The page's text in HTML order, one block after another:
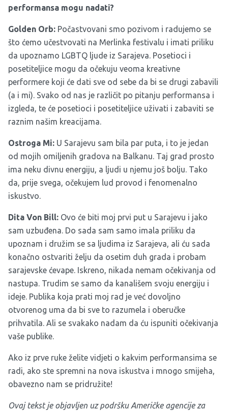
performansa mogu nadati?
Golden Orb: Počastvovani smo pozivom i radujemo se
što ćemo učestvovati na Merlinka festivalu i imati priliku
da upoznamo LGBTQ ljude iz Sarajeva. Posetioci i
posetiteljice mogu da očekuju veoma kreativne
performere koji će dati sve od sebe da bi se drugi zabavili
(a i mi). Svako od nas je različit po pitanju performansa i
izgleda, te će posetioci i posetiteljice uživati i zabaviti se
raznim našim kreacijama.
Ostroga Mi: U Sarajevu sam bila par puta, i to je jedan
od mojih omiljenih gradova na Balkanu. Taj grad prosto
ima neku divnu energiju, a ljudi u njemu još bolju. Tako
da, prije svega, očekujem lud provod i fenomenalno
iskustvo.
Dita Von Bill: Ovo će biti moj prvi put u Sarajevu i jako
sam uzbuđena. Do sada sam samo imala priliku da
upoznam i družim se sa ljudima iz Sarajeva, ali ću sada
konačno ostvariti želju da osetim duh grada i probam
sarajevske ćevape. Iskreno, nikada nemam očekivanja od
nastupa. Trudim se samo da kanališem svoju energiju i
ideje. Publika koja prati moj rad je već dovoljno
otvorenog uma da bi sve to razumela i oberučke
prihvatila. Ali se svakako nadam da ću ispuniti očekivanja
vaše publike.
Ako iz prve ruke želite vidjeti o kakvim performansima se
radi, ako ste spremni na nova iskustva i mnogo smijeha,
obavezno nam se pridružite!
Ovaj tekst je objavljen uz podršku Američke agencije za